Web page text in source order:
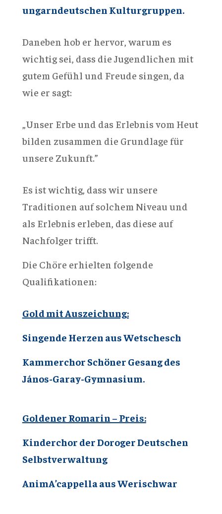
ungarndeutschen Kulturgruppen.
Daneben hob er hervor, warum es
wichtig sei, dass die Jugendlichen mit
gutem Gefühl und Freude singen, da
wie er sagt:
„Unser Erbe und das Erlebnis vom Heut
bilden zusammen die Grundlage für
unsere Zukunft.”
Es ist wichtig, dass wir unsere
Traditionen auf solchem Niveau und
als Erlebnis erleben, das diese auf
Nachfolger trifft.
Die Chöre erhielten folgende
Qualifikationen:
Gold mit Auszeichung:
Singende Herzen aus Wetschesch
Kammerchor Schöner Gesangdes
János-Garay-Gymnasium.
Goldener Romarin – Preis:
Kinderchor der Doroger Deutschen
Selbstverwaltung
AnimA’cappella aus Werischwar